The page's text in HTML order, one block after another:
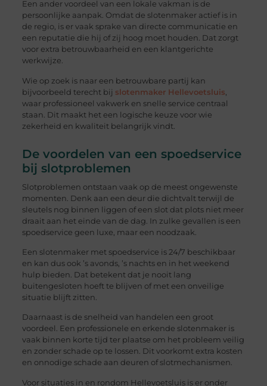
Een ander voordeel van een lokale vakman is de
persoonlijke aanpak. Omdat de slotenmaker actief is in
de regio, is er vaak sprake van directe communicatie en
een reputatie die hij of zij hoog moet houden. Dat zorgt
voor extra betrouwbaarheid en een klantgerichte
werkwijze.
Wie op zoek is naar een betrouwbare partij kan
bijvoorbeeld terecht bij slotenmaker Hellevoetsluis
waar professioneel vakwerk en snelle service centraal
staan. Dit maakt het een logische keuze voor wie
zekerheid en kwaliteit belangrijk vindt.
De voordelen van een spoedservice
bij slotproblemen
Slotproblemen ontstaan vaak op de meest ongewenste
momenten. Denk aan een deur die dichtvalt terwijl de
sleutels nog binnen liggen of een slot dat plots niet meer
draait aan het einde van de dag. In zulke gevallen is een
spoedservice geen luxe, maar een noodzaak.
Een slotenmaker met spoedservice is 24/7 beschikbaar
en kan dus ook ’s avonds, ’s nachts en in het weekend
hulp bieden. Dat betekent dat je nooit lang
buitengesloten hoeft te blijven of met een onveilige
situatie blijft zitten.
Daarnaast is de snelheid van handelen een groot
voordeel. Een professionele en erkende slotenmaker is
vaak binnen korte tijd ter plaatse om het probleem veilig
en zonder schade op te lossen. Dit voorkomt extra kosten
en onnodige schade aan deuren of slotmechanismen.
Voor situaties in en rondom Hellevoetsluis is er onder